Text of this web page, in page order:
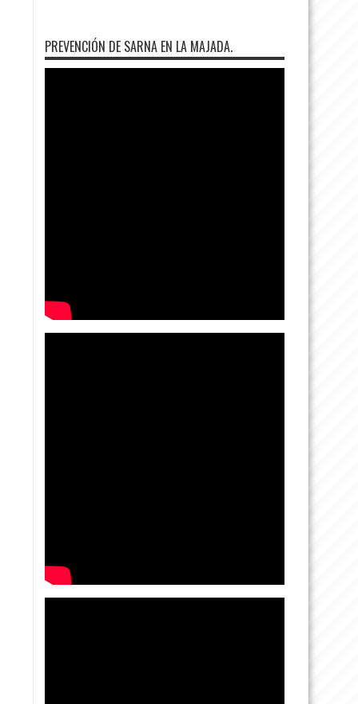
PREVENCIÓN DE SARNA EN LA MAJADA.